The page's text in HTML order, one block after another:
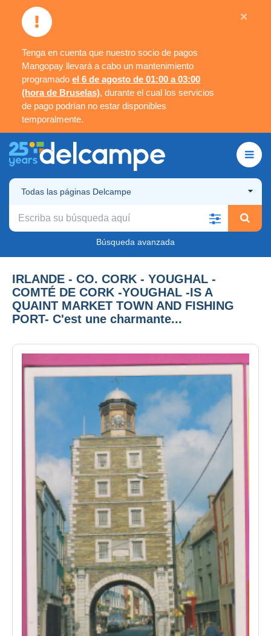
Tenga en cuenta que nuestro socio de pagos
Mangopay llevará a cabo un mantenimiento
programado el 6 de agosto de 01:00 a 03:00
(hora de Bruselas), durante el cual los servicios
de pago podrían no estar disponibles
temporalmente.
×
Todas las páginas Delcampe
Búsqueda avanzada
IRLANDE - CO. CORK - YOUGHAL -
COMTÉ DE CORK -YOUGHAL -IS A
QUAINT MARKET TOWN AND FISHING
PORT- C'est une charmante...